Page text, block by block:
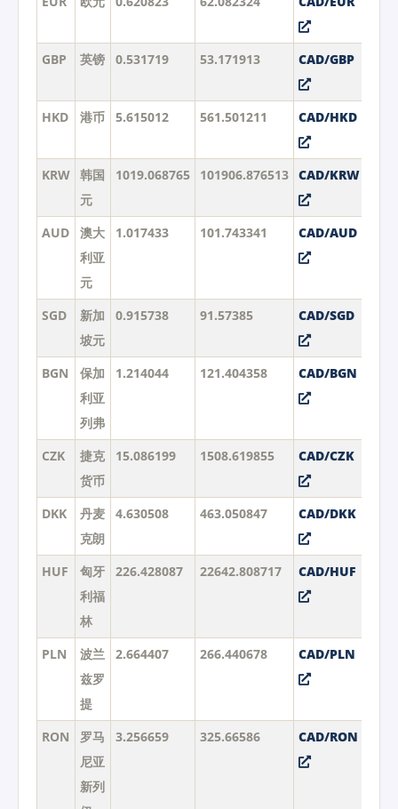
GBP 英镑 0.531719 53.171913 CAD/GBP
HKD 港币 5.615012 561.501211 CAD/HKD
KRW 韩国
元
1019.068765 101906.876513 CAD/KRW
AUD
澳大
利亚
元
1.017433 101.743341 CAD/AUD
SGD
新加
坡元
0.915738 91.57385 CAD/SGD
BGN
保加
利亚
列弗
1.214044 121.404358 CAD/BGN
CZK
捷克
货币
15.086199 1508.619855 CAD/CZK
DKK
丹麦
克朗
4.630508 463.050847 CAD/DKK
HUF
匈牙
利福
林
226.428087 22642.808717 CAD/HUF
PLN
波兰
兹罗
提
2.664407 266.440678 CAD/PLN
RON
罗马
尼亚
新列
3.256659 325.66586 CAD/RON